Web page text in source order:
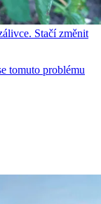
Stačí změnit
tomuto problému